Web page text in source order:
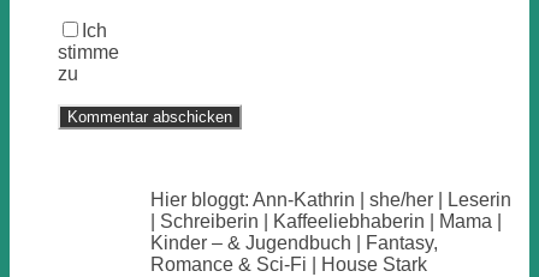
Ich
stimme
zu
Hier bloggt: Ann-Kathrin | she/her | Leserin
| Schreiberin | Kaffeeliebhaberin | Mama |
Kinder – & Jugendbuch | Fantasy,
Romance & Sci-Fi | House Stark